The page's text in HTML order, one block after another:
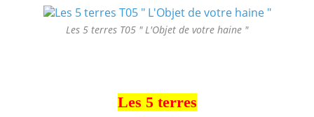
Les 5 terres T05 " L'Objet de votre haine "
Les 5 terres